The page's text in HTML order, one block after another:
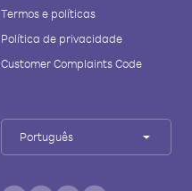
Termos e políticas
Política de privacidade
Customer Complaints Code
Português